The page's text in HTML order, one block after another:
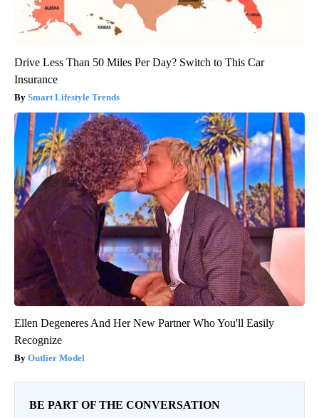
Drive Less Than 50 Miles Per Day? Switch to This Car
Insurance
Smart Lifestyle Trends
Ellen Degeneres And Her New Partner Who You'll Easily
Recognize
Outlier Model
BE PART OF THE CONVERSATION